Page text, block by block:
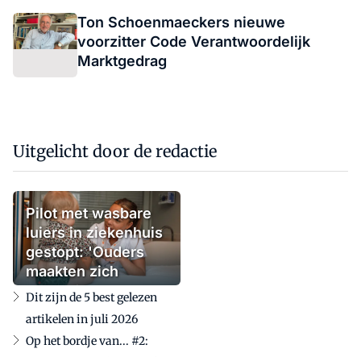
Ton Schoenmaeckers nieuwe
voorzitter Code Verantwoordelijk
Marktgedrag
Uitgelicht door de redactie
Pilot met wasbare
luiers in ziekenhuis
gestopt: 'Ouders
maakten zich
zorgen'
Dit zijn de 5 best gelezen
artikelen in juli 2026
Op het bordje van... #2: